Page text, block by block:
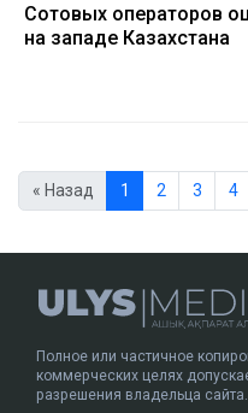
Сотовых операторов
на западе Казахстана
« Назад 1 2 3 4
Полное или частичное
коммерческих целях
разрешения владельца сайта.